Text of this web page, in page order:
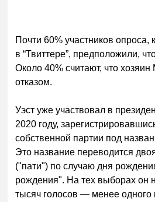
Почти 60% участников опроса,
в “Твиттере”, предположили,
Около 40% считают, что
отказом.
Уэст уже участвовал в
2020 году,
собственной партии под
Это название переводится
("пати") по случаю дня
рождения". На тех выборах он
тысяч голосов — менее одного